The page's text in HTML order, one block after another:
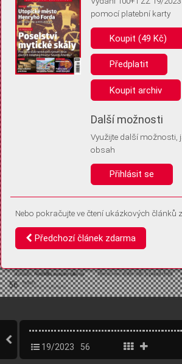
Pro základní fungování webu nepotřebujeme
(tzv. cookies apod.). Rádi bychom vás ale
uložením volitelných informací:
Anonymní unikátní ID
Díky němu příště poznáme, že se jedná o stejné
Identifikátor je zcela anonymní.
Vaše souhlasy a odmítnutí si ukládáme do
vás už příště znovu neptali. Můžete je kdykoli
19/2023 56
pomocí platební karty
Koupit (49 Kč)
Předplatit
Koupit archiv
Další možnosti
Využijte další možnosti,
obsah
Přihlásit se
Nebo pokračujte ve čtení ukázkových článků
Předchozí článek zdarma